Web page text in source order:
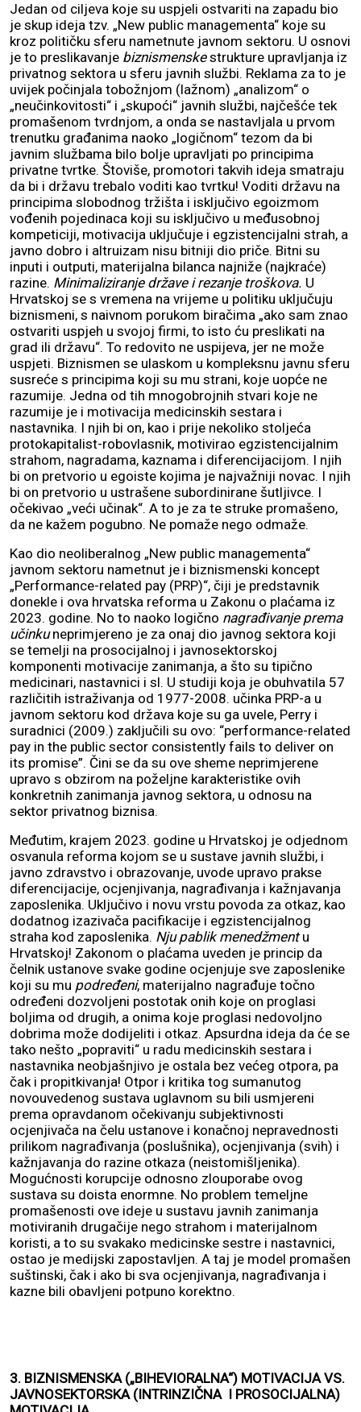
Jedan od ciljeva koje su uspjeli ostvariti na zapadu bio
je skup ideja tzv. „New public managementa“ koje su
kroz političku sferu nametnute javnom sektoru. U osnovi
je to preslikavanje biznismenskestrukture upravljanja iz
privatnog sektora u sferu javnih službi. Reklama za to je
uvijek počinjala tobožnjom (lažnom) „analizom“ o
„neučinkovitosti“ i „skupoći“ javnih službi, najčešće tek
promašenom tvrdnjom, a onda se nastavljala u prvom
trenutku građanima naoko „logičnom“ tezom da bi
javnim službama bilo bolje upravljati po principima
privatne tvrtke. Štoviše, promotori takvih ideja smatraju
da bi i državu trebalo voditi kao tvrtku! Voditi državu na
principima slobodnog tržišta i isključivo egoizmom
vođenih pojedinaca koji su isključivo u međusobnoj
kompeticiji, motivacija uključuje i egzistencijalni strah, a
javno dobro i altruizam nisu bitniji dio priče. Bitni su
inputi i outputi, materijalna bilanca najniže (najkraće)
razine. Minimaliziranje države i rezanje troškova. U
Hrvatskoj se s vremena na vrijeme u politiku uključuju
biznismeni, s naivnom porukom biračima „ako sam znao
ostvariti uspjeh u svojoj firmi, to isto ću preslikati na
grad ili državu“. To redovito ne uspijeva, jer ne može
uspjeti. Biznismen se ulaskom u kompleksnu javnu sferu
susreće s principima koji su mu strani, koje uopće ne
razumije. Jedna od tih mnogobrojnih stvari koje ne
razumije je i motivacija medicinskih sestara i
nastavnika. I njih bi on, kao i prije nekoliko stoljeća
protokapitalist-robovlasnik, motivirao egzistencijalnim
strahom, nagradama, kaznama i diferencijacijom. I njih
bi on pretvorio u egoiste kojima je najvažniji novac. I njih
bi on pretvorio u ustrašene subordinirane šutljivce. I
očekivao „veći učinak“. A to je za te struke promašeno,
da ne kažem pogubno. Ne pomaže nego odmaže.
Kao dio neoliberalnog „New public managementa“
javnom sektoru nametnut je i biznismenski koncept
„Performance-related pay (PRP)“, čiji je predstavnik
donekle i ova hrvatska reforma u Zakonu o plaćama iz
2023. godine. No to naoko logično nagrađivanje prema
učinkuneprimjereno je za onaj dio javnog sektora koji
se temelji na prosocijalnoj i javnosektorskoj
komponenti motivacije zanimanja, a što su tipično
medicinari, nastavnici i sl. U studiji koja je obuhvatila 57
različitih istraživanja od 1977-2008. učinka PRP-a u
javnom sektoru kod država koje su ga uvele, Perry i
suradnici (2009.) zaključili su ovo: “performance-related
pay in the public sector consistently fails to deliver on
its promise”. Čini se da su ove sheme neprimjerene
upravo s obzirom na poželjne karakteristike ovih
konkretnih zanimanja javnog sektora, u odnosu na
sektor privatnog biznisa.
Međutim, krajem 2023. godine u Hrvatskoj je odjednom
osvanula reforma kojom se u sustave javnih službi, i
javno zdravstvo i obrazovanje, uvode upravo prakse
diferencijacije, ocjenjivanja, nagrađivanja i kažnjavanja
zaposlenika. Uključivo i novu vrstu povoda za otkaz, kao
dodatnog izazivača pacifikacije i egzistencijalnog
straha kod zaposlenika. Nju pablik menedžmentu
Hrvatskoj! Zakonom o plaćama uveden je princip da
čelnik ustanove svake godine ocjenjuje sve zaposlenike
koji su mu podređeni, materijalno nagrađuje točno
određeni dozvoljeni postotak onih koje on proglasi
boljima od drugih, a onima koje proglasi nedovoljno
dobrima može dodijeliti i otkaz. Apsurdna ideja da će se
tako nešto „popraviti“ u radu medicinskih sestara i
nastavnika neobjašnjivo je ostala bez većeg otpora, pa
čak i propitkivanja! Otpor i kritika tog sumanutog
novouvedenog sustava uglavnom su bili usmjereni
prema opravdanom očekivanju subjektivnosti
ocjenjivača na čelu ustanove i konačnoj nepravednosti
prilikom nagrađivanja (poslušnika), ocjenjivanja (svih) i
kažnjavanja do razine otkaza (neistomišljenika).
Mogućnosti korupcije odnosno zlouporabe ovog
sustava su doista enormne. No problem temeljne
promašenosti ove ideje u sustavu javnih zanimanja
motiviranih drugačije nego strahom i materijalnom
koristi, a to su svakako medicinske sestre i nastavnici,
ostao je medijski zapostavljen. A taj je model promašen
suštinski, čak i ako bi sva ocjenjivanja, nagrađivanja i
kazne bili obavljeni potpuno korektno.
3. BIZNISMENSKA („BIHEVIORALNA“) MOTIVACIJA VS.
JAVNOSEKTORSKA (INTRINZIČNA I PROSOCIJALNA)